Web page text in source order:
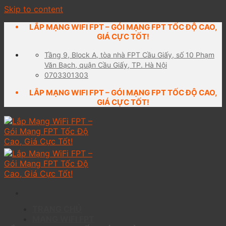
Skip to content
LẮP MẠNG WIFI FPT – GÓI MẠNG FPT TỐC ĐỘ CAO,
GIÁ CỰC TỐT!
Tầng 9, Block A, tòa nhà FPT Cầu Giấy, số 10 Phạm
Văn Bạch, quận Cầu Giấy, TP. Hà Nội
0703301303
LẮP MẠNG WIFI FPT – GÓI MẠNG FPT TỐC ĐỘ CAO,
GIÁ CỰC TỐT!